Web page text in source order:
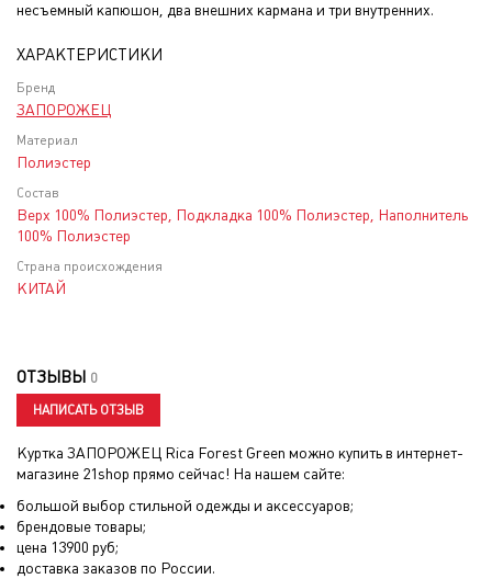
несъемный капюшон, два внешних кармана и три внутренних.
ХАРАКТЕРИСТИКИ
Бренд
ЗАПОРОЖЕЦ
Материал
Полиэстер
Состав
Верх 100% Полиэстер, Подкладка 100% Полиэстер, Наполнитель
100% Полиэстер
Страна происхождения
КИТАЙ
ОТЗЫВЫ 0
НАПИСАТЬ ОТЗЫВ
Куртка ЗАПОРОЖЕЦ Rica Forest Green можно купить в интернет-
магазине 21shop прямо сейчас! На нашем сайте:
большой выбор стильной одежды и аксессуаров;
брендовые товары;
цена 13900 руб;
доставка заказов по России.